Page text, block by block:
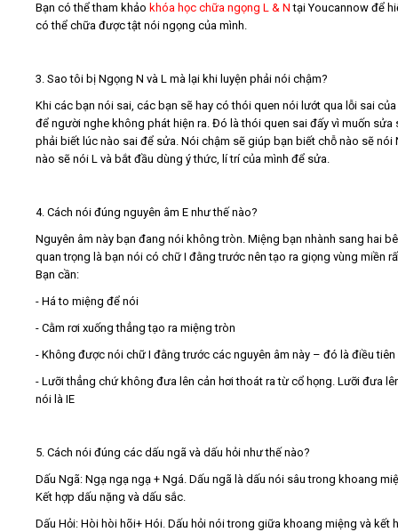
Bạn có thể tham khảo khóa học chữa ngọng L & N tại Youcannow để
có thể chữa được tật nói ngọng của mình.
3. Sao tôi bị Ngọng N và L mà lại khi luyện phải nói chậm?
Khi các bạn nói sai, các bạn sẽ hay có thói quen nói lướt qua lỗi sai
để người nghe không phát hiện ra. Đó là thói quen sai đấy vì muốn sửa
phải biết lúc nào sai để sửa. Nói chậm sẽ giúp bạn biết chỗ nào sẽ nói
nào sẽ nói L và bắt đầu dùng ý thức, lí trí của mình để sửa.
4. Cách nói đúng nguyên âm E như thế nào?
Nguyên âm này bạn đang nói không tròn. Miệng bạn nhành sang hai
quan trọng là bạn nói có chữ I đằng trước nên tạo ra giọng vùng miền
Bạn cần:
- Há to miệng để nói
- Cằm rơi xuống thẳng tạo ra miệng tròn
- Không được nói chữ I đằng trước các nguyên âm này – đó là điều tiên
- Lưỡi thẳng chứ không đưa lên cản hơi thoát ra từ cổ họng. Lưỡi đưa
nói là IE
5. Cách nói đúng các dấu ngã và dấu hỏi như thế nào?
Dấu Ngã: Ngạ ngạ ngạ + Ngá. Dấu ngã là dấu nói sâu trong khoang
Kết hợp dấu nặng và dấu sắc.
Dấu Hỏi: Hòi hòi hõi+ Hói. Dấu hỏi nói trong giữa khoang miệng và kết